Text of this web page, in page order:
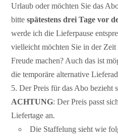
Urlaub oder möchten Sie das
bittespätestens drei Tage vor
werde ich die Lieferpause
vielleicht möchten Sie in der
Freude machen? Auch das ist
die temporäre alternative
Der Preis für das Abo bezieht
ACHTUNG: Der Preis passt
Liefertage an.
Die Staffelung sieht wie